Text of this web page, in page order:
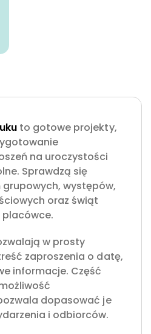
to gotowe projekty,
na uroczystości
Sprawdzą się
występów,
oraz świąt
w prosty
zaproszenia o datę,
informacje. Część
dopasować je
i odbiorców.